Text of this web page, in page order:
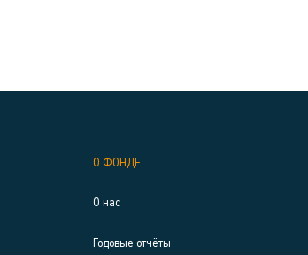
О ФОНДЕ
О нас
Годовые отчёты